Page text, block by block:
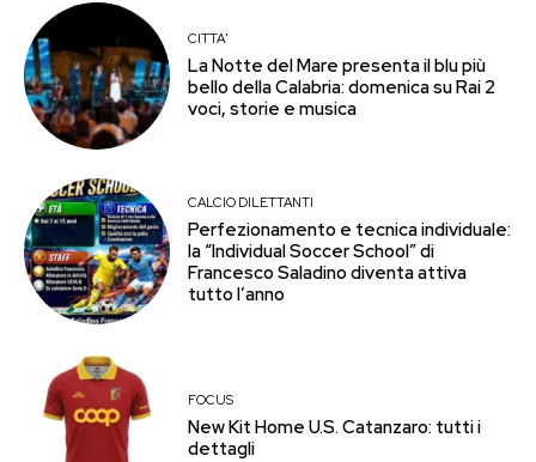
CITTA'
La Notte del Mare presenta il blu più
bello della Calabria: domenica su Rai 2
voci, storie e musica
CALCIO DILETTANTI
Perfezionamento e tecnica individuale:
la “Individual Soccer School” di
Francesco Saladino diventa attiva
tutto l’anno
FOCUS
New Kit Home U.S. Catanzaro: tutti i
dettagli